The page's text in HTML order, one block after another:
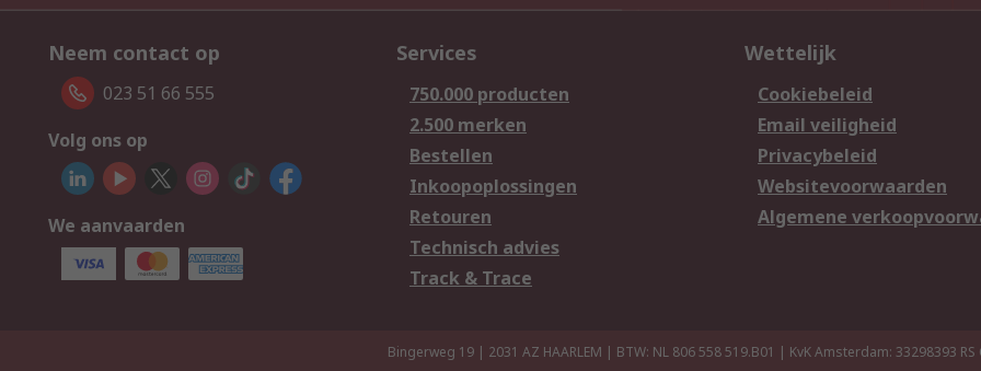
Neem contact op
023 51 66 555
Volg ons op
We aanvaarden
Services
750.000 producten
2.500 merken
Bestellen
Inkoopoplossingen
Retouren
Technisch advies
Track & Trace
Wettelijk
Cookiebeleid
Email veiligheid
Privacybeleid
Websitevoorwaarden
Algemene
Bingerweg 19 | 2031 AZ HAARLEM | BTW: NL 806 558 519.B01 | KvK Amsterdam: 33298393